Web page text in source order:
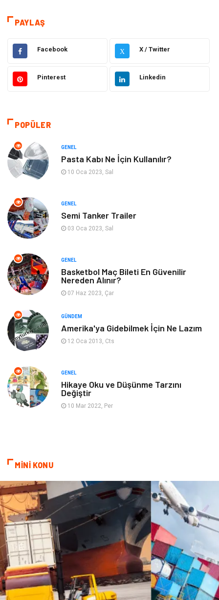
Tatil
Eğitim Gıda
Hukuk Elektrik Elektronik
Makine
Kültür
Güzellik & Bakım
Finans & Ekonomi
Bilgisayar & Yazılım Mobilya
Bebek Giyim Moda
Blogroll
Markalar
Restaurant
Tarih
PAYLAŞ
Facebook X X / Twitter
Pinterest Linkedin
POPÜLER
GENEL
Pasta Kabı Ne İçin Kullanılır?
10 Oca 2023, Sal
GENEL
Semi Tanker Trailer
03 Oca 2023, Sal
GENEL
Basketbol Maç Bileti En Güvenilir
Nereden Alınır?
07 Haz 2023, Çar
GÜNDEM
Amerika'ya Gidebilmek İçin Ne Lazım
12 Oca 2013, Cts
GENEL
Hikaye Oku ve Düşünme Tarzını
Değiştir
10 Mar 2022, Per
MİNİ KONU